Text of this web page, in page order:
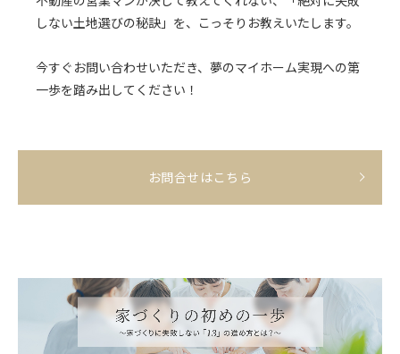
しない土地選びの秘訣」を、こっそりお教えいたします。
今すぐお問い合わせいただき、夢のマイホーム実現への第
一歩を踏み出してください！
お問合せはこちら